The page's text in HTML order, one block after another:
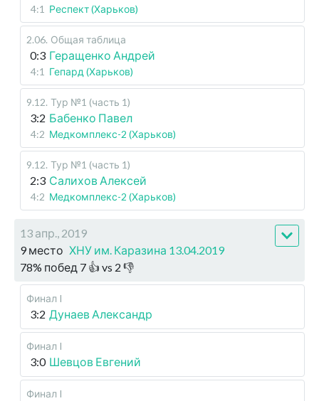
4:1 Респект (Харьков)
2.06. Общая таблица
0:3 Геращенко Андрей
4:1 Гепард (Харьков)
9.12. Тур №1 (часть 1)
3:2 Бабенко Павел
4:2 Медкомплекс-2 (Харьков)
9.12. Тур №1 (часть 1)
2:3 Салихов Алексей
4:2 Медкомплекс-2 (Харьков)
13 апр., 2019
9 место ХНУ им. Каразина 13.04.2019
78% побед 7 👍 vs 2 👎
Финал I
3:2 Дунаев Александр
Финал I
3:0 Шевцов Евгений
Финал I